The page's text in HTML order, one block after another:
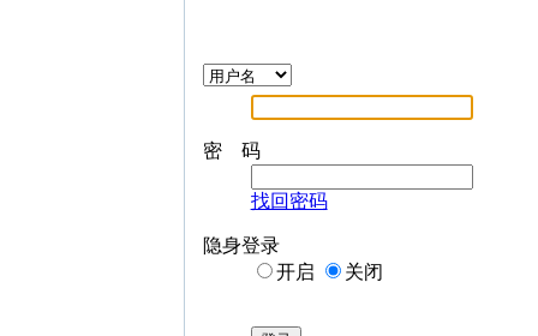
密 码
找回密码
隐身登录
开启
关闭